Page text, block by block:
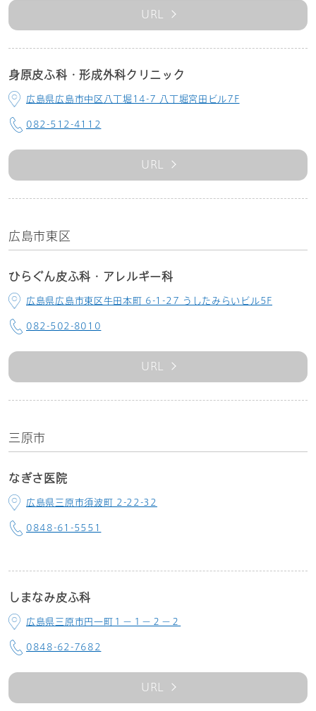
URL
身原皮ふ科・形成外科クリニック
広島県広島市中区八丁堀14-7 八丁堀宮田ビル7F
082-512-4112
URL
広島市東区
ひらぐん皮ふ科・アレルギー科
広島県広島市東区牛田本町 6-1-27 うしたみらいビル5F
082-502-8010
URL
三原市
なぎさ医院
広島県三原市須波町 2-22-32
0848-61-5551
しまなみ皮ふ科
広島県三原市円一町１－１－２－２
0848-62-7682
URL